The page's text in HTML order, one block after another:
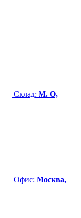
Склад: М. О,
Офис: Москва,